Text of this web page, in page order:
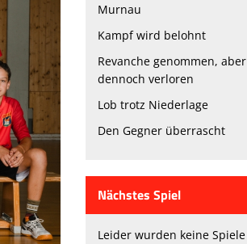
Murnau
Kampf wird belohnt
Revanche genommen, aber
dennoch verloren
Lob trotz Niederlage
Den Gegner überrascht
Nächstes Spiel
Leider wurden keine Spiele